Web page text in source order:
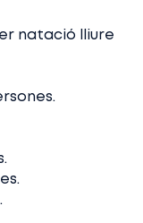
natació lliure